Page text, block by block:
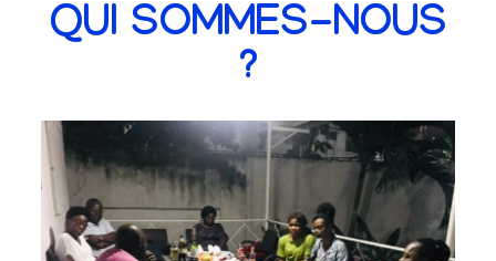
QUI SOMMES-NOUS
?